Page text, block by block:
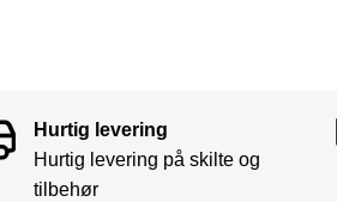
Hurtig levering
Hurtig levering på skilte og
tilbehør